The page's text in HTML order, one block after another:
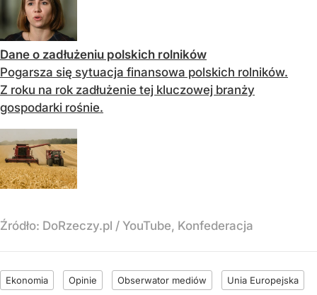
Dane o zadłużeniu polskich rolników
Pogarsza się sytuacja finansowa polskich rolników.
Z roku na rok zadłużenie tej kluczowej branży
gospodarki rośnie.
Źródło: DoRzeczy.pl / YouTube, Konfederacja
Ekonomia Opinie Obserwator mediów Unia Europejska